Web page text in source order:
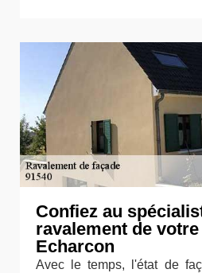
Confiez au
ravalement de
Echarcon
Avec le temps, l'état de